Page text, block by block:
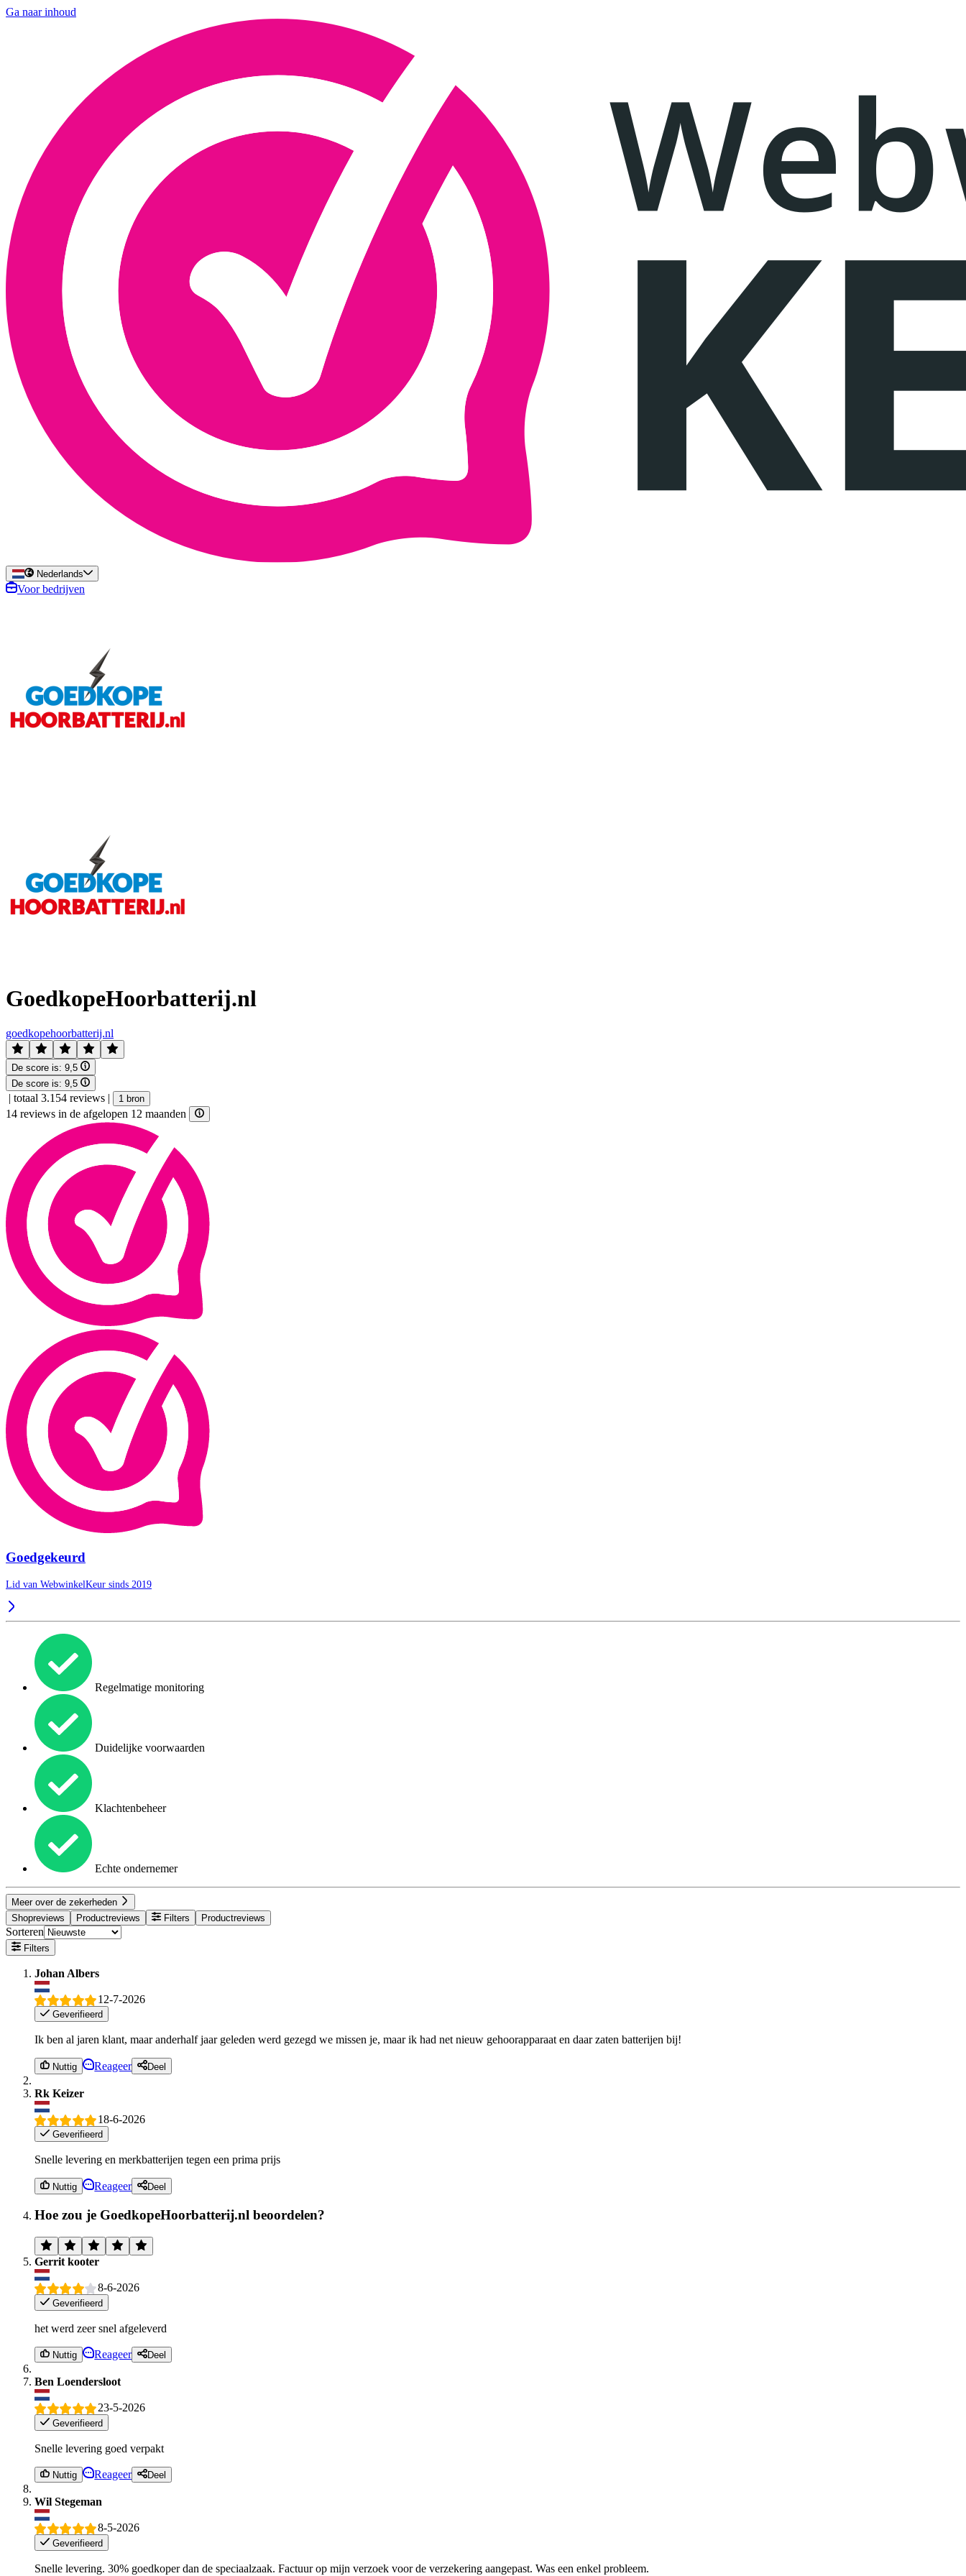
Ga naar inhoud
Nederlands
Voor bedrijven
GoedkopeHoorbatterij.nl
goedkopehoorbatterij.nl
De score is: 9,5
De score is: 9,5
| totaal 3.154 reviews | 1 bron
14 reviews in de afgelopen 12 maanden
Goedgekeurd
Lid van WebwinkelKeur sinds 2019
Regelmatige monitoring
Duidelijke voorwaarden
Klachtenbeheer
Echte ondernemer
Meer over de zekerheden
Shopreviews
Productreviews Filters Productreviews
Sorteren
Filters
Johan Albers
12-7-2026
Geverifieerd
Ik ben al jaren klant, maar anderhalf jaar geleden werd gezegd we missen je, maar ik had net nieuw gehoorapparaat en daar zaten batterijen bij!
Nuttig Reageer Deel
Rk Keizer
18-6-2026
Geverifieerd
Snelle levering en merkbatterijen tegen een prima prijs
Nuttig Reageer Deel
Hoe zou je GoedkopeHoorbatterij.nl beoordelen?
Gerrit kooter
8-6-2026
Geverifieerd
het werd zeer snel afgeleverd
Nuttig Reageer Deel
Ben Loendersloot
23-5-2026
Geverifieerd
Snelle levering goed verpakt
Nuttig Reageer Deel
Wil Stegeman
8-5-2026
Geverifieerd
Snelle levering. 30% goedkoper dan de speciaalzaak. Factuur op mijn verzoek voor de verzekering aangepast. Was een enkel probleem.